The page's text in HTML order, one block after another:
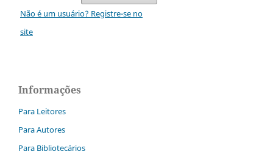
Não é um usuário? Registre-se no
site
Informações
Para Leitores
Para Autores
Para Bibliotecários